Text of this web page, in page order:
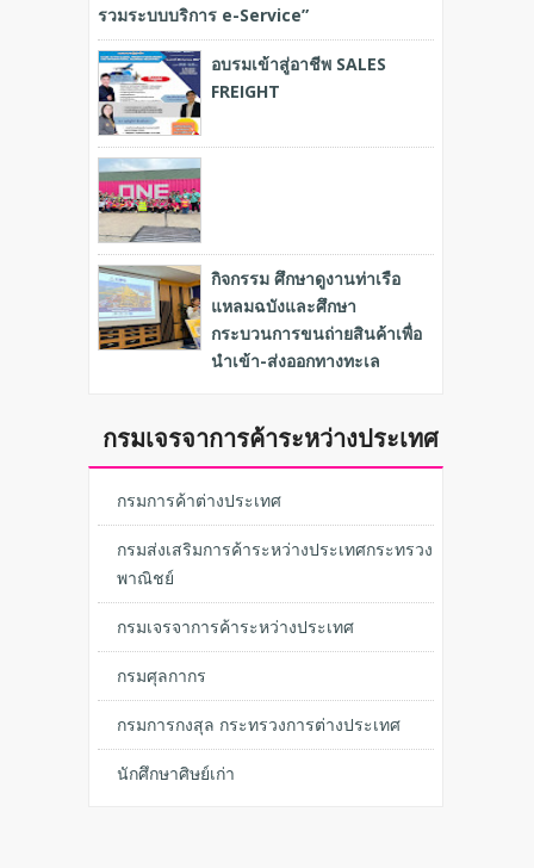
รวมระบบบริการ e-Service”
อบรมเข้าสู่อาชีพ SALES
FREIGHT
กิจกรรม ศึกษาดูงานท่าเรือ
แหลมฉบังและศึกษา
กระบวนการขนถ่ายสินค้าเพื่อ
นำเข้า-ส่งออกทางทะเล
กรมเจรจาการค้าระหว่างประเทศ
กรมการค้าต่างประเทศ
กรมส่งเสริมการค้าระหว่างประเทศกระทรวง
พาณิชย์
กรมเจรจาการค้าระหว่างประเทศ
กรมศุลกากร
กรมการกงสุล กระทรวงการต่างประเทศ
นักศึกษาศิษย์เก่า